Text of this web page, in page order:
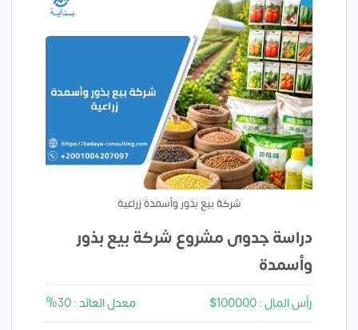
شركة بيع بذور وأسمدة زراعية
دراسة جدوى مشروع شركة بيع بذور
وأسمدة
رأس المال : 100000$ معدل العائد : 30%